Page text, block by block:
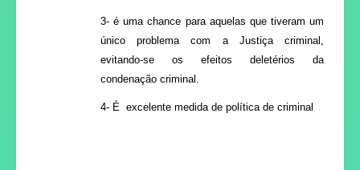
3- é uma chance para aquelas que tiveram um
único problema com a Justiça criminal,
evitando-se os efeitos deletérios da
condenação criminal.
4- É excelente medida de política de criminal